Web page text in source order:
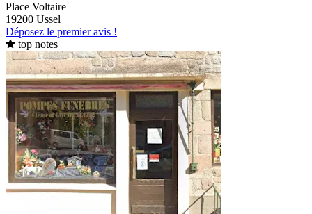
Place Voltaire
19200 Ussel
Déposez le premier avis !
top notes